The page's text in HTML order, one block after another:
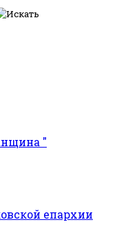
"
епархии